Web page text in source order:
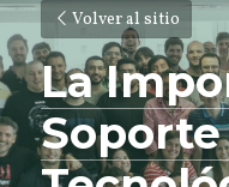
Volver al sitio
La
Soporte